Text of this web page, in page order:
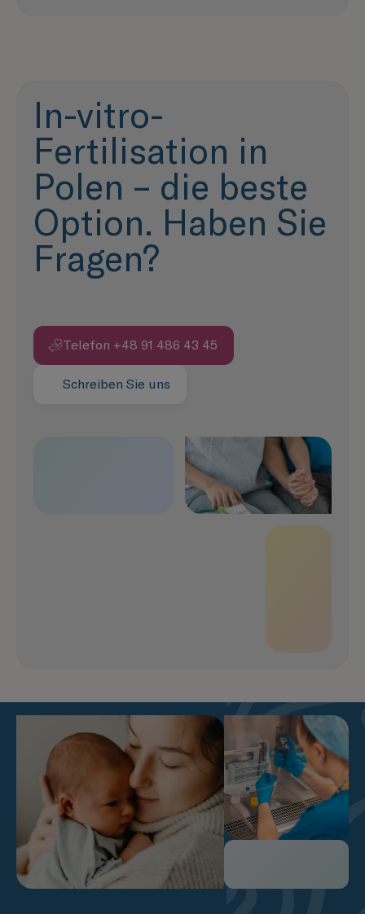
In-vitro-
Fertilisation in
Polen – die beste
Option. Haben Sie
Fragen?
Telefon +48 91 486 43 45
Rufen Sie an
Schreiben Sie uns